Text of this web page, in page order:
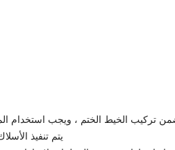
تركيب الخيط الختم ، ويجب استخدام
2) يتم تنفيذ